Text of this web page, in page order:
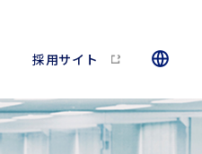
採用サイト